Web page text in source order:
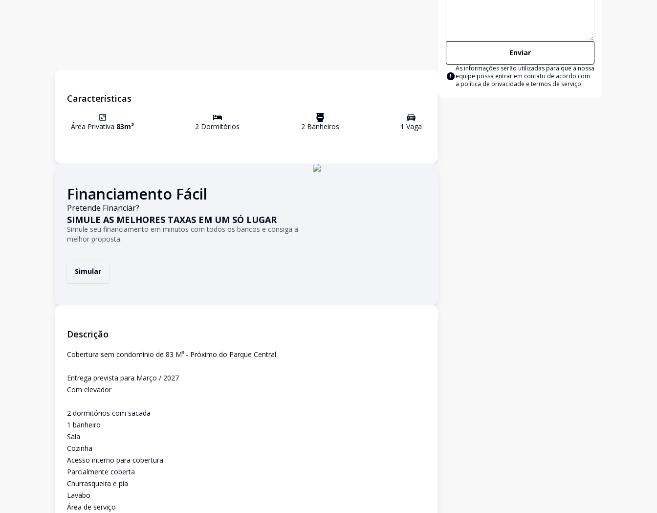
Características
Área Privativa 83m² 2 Dormitórios 2Banheiros 1 Vaga
Financiamento Fácil
Pretende Financiar?
SIMULE AS MELHORES TAXAS EM UM SÓ LUGAR
Simule seu financiamento em minutos com todos os bancos e consiga a
melhor proposta.
Simular
Descrição
Cobertura sem condomínio de 83 M³ - Próximo do Parque Central
Entrega prevista para Março / 2027
Com elevador
2 dormitórios com sacada
1 banheiro
Sala
Cozinha
Acesso interno para cobertura
Parcialmente coberta
Churrasqueira e pia
Lavabo
Área de serviço
Enviar
As informações serão utilizadas para que a nossa
equipe possa entrar em contato de acordo com
a política de privacidade e termos de serviço